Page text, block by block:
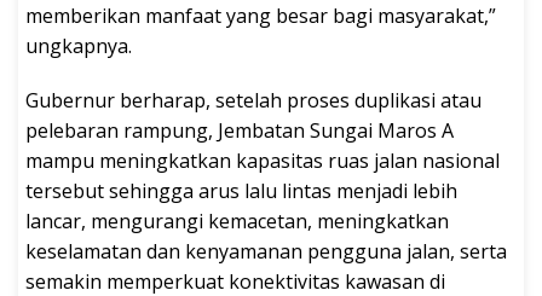
memberikan manfaat yang besar bagi masyarakat,”
ungkapnya.
Gubernur berharap, setelah proses duplikasi atau
pelebaran rampung, Jembatan Sungai Maros A
mampu meningkatkan kapasitas ruas jalan nasional
tersebut sehingga arus lalu lintas menjadi lebih
lancar, mengurangi kemacetan, meningkatkan
keselamatan dan kenyamanan pengguna jalan, serta
semakin memperkuat konektivitas kawasan di